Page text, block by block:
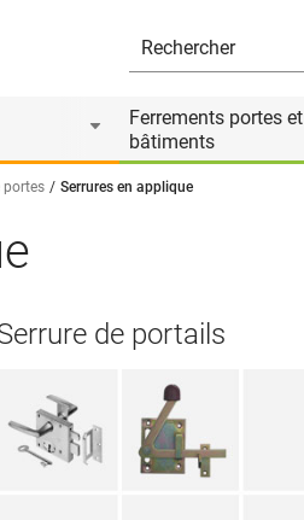
Ferrements portes et
bâtiments
portes Serrures en applique
de portails